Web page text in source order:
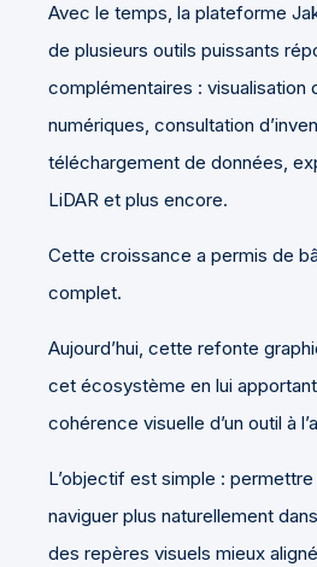
Avec le temps, la plateforme
de plusieurs outils puissants
complémentaires : visualisation
numériques, consultation
téléchargement de données,
LiDAR et plus encore.
Cette croissance a permis de
complet.
Aujourd’hui, cette refonte
cet écosystème en lui
cohérence visuelle d’un outil à
L’objectif est simple :
naviguer plus naturellement
des repères visuels mieux